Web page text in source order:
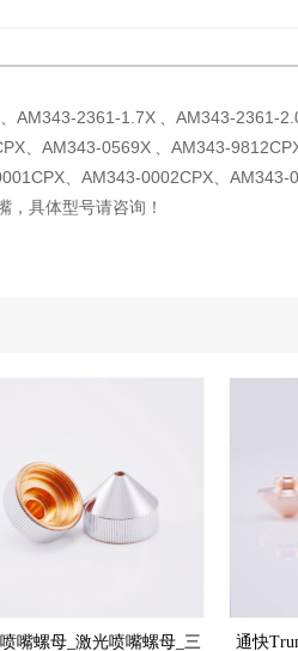
AM343-2361-1.7X 、AM343-2361-
、AM343-0569X 、AM343-
、AM343-0002CPX、
，具体型号请咨询！
嘴螺母_激光喷嘴螺母_三 通快